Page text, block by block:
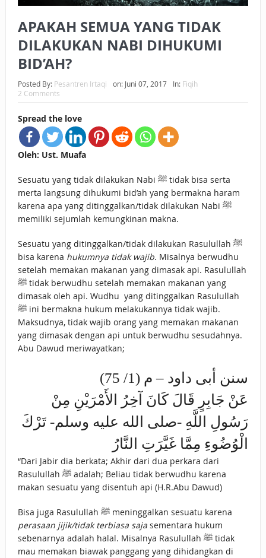
HUKUM MEMBAYAR ZAKAT DENGAN CARA MENGANGSUR
HUKUM MEMBAYAR ZAKAT KEPADA KERABAT SENDIRI
APAKAH SEMUA YANG TIDAK
DILAKUKAN NABI DIHUKUMI
BID’AH?
Posted By: Pesantren Irtaqi on: Juni 07, 2017 In: Fiqih
2 Comments
Spread the love
Oleh: Ust. Muafa
Sesuatu yang tidak dilakukan Nabi ﷺ tidak bisa serta
merta langsung dihukumi bid’ah yang bermakna haram
karena apa yang ditinggalkan/tidak dilakukan Nabi ﷺ
memiliki sejumlah kemungkinan makna.
Sesuatu yang ditinggalkan/tidak dilakukan Rasulullah ﷺ
bisa karena hukumnya tidak wajib. Misalnya berwudhu
setelah memakan makanan yang dimasak api. Rasulullah
ﷺ tidak berwudhu setelah memakan makanan yang
dimasak oleh api. Wudhu yang ditinggalkan Rasulullah
ﷺ ini bermakna hukum melakukannya tidak wajib.
Maksudnya, tidak wajib orang yang memakan makanan
yang dimasak dengan api untuk berwudhu sesudahnya.
Abu Dawud meriwayatkan;
سنن أبى داود – م (1/ 75)
عَنْ جَابِرٍ قَالَ كَانَ آخِرُ الأَمْرَيْنِ مِنْ
رَسُولِ اللَّهِ -صلى الله عليه وسلم- تَرْكَ
الْوُضُوءِ مِمَّا غَيَّرَتِ النَّارُ
“Dari Jabir dia berkata; Akhir dari dua perkara dari
Rasulullah ﷺ adalah; Beliau tidak berwudhu karena
makan sesuatu yang disentuh api (H.R.Abu Dawud)
Bisa juga Rasulullah ﷺ meninggalkan sesuatu karena
perasaan jijik/tidak terbiasa sajasementara hukum
sebenarnya adalah halal. Misalnya Rasulullah ﷺ tidak
mau memakan biawak panggang yang dihidangkan di